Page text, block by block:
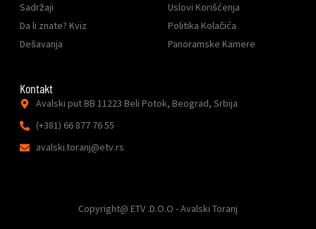
Sadržaji
Da li znate? Kviz
Dešavanja
Uslovi Korišćenja
Politika Kolačića
Panoramske Kamere
Kontakt
Avalski put BB 11223 Beli Potok, Beograd, Srbija
(+381) 66 877 76 55
avalski.toranj@etv.rs
Copyright@ ETV .D.O.O - Avalski Toranj